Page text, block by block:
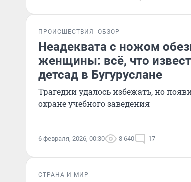
ПРОИСШЕСТВИЯ ОБЗОР
Неадеквата с ножом
женщины: всё, что
детсад в Бугуруслане
Трагедии удалось избежать, но
охране учебного заведения
6 февраля, 2026, 00:30 8 640 17
СТРАНА И МИР